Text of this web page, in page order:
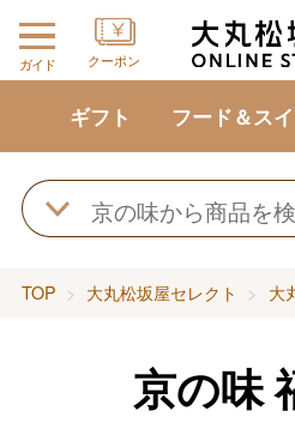
ガイド クーポン
ギフト フード＆ス
TOP 大丸松坂屋セレクト 大
京の味